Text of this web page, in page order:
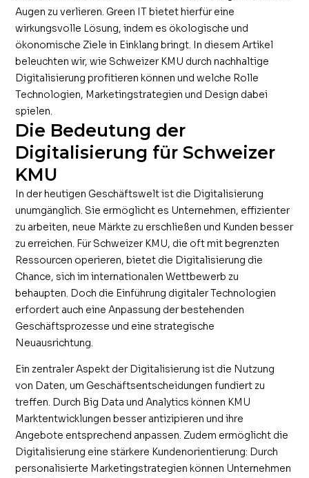
Augen zu verlieren. Green IT bietet hierfür eine
wirkungsvolle Lösung, indem es ökologische und
ökonomische Ziele in Einklang bringt. In diesem Artikel
beleuchten wir, wie Schweizer KMU durch nachhaltige
Digitalisierung profitieren können und welche Rolle
Technologien, Marketingstrategien und Design dabei
spielen.
Die Bedeutung der
Digitalisierung für Schweizer
KMU
In der heutigen Geschäftswelt ist die Digitalisierung
unumgänglich. Sie ermöglicht es Unternehmen, effizienter
zu arbeiten, neue Märkte zu erschließen und Kunden besser
zu erreichen. Für Schweizer KMU, die oft mit begrenzten
Ressourcen operieren, bietet die Digitalisierung die
Chance, sich im internationalen Wettbewerb zu
behaupten. Doch die Einführung digitaler Technologien
erfordert auch eine Anpassung der bestehenden
Geschäftsprozesse und eine strategische
Neuausrichtung.
Ein zentraler Aspekt der Digitalisierung ist die Nutzung
von Daten, um Geschäftsentscheidungen fundiert zu
treffen. Durch Big Data und Analytics können KMU
Marktentwicklungen besser antizipieren und ihre
Angebote entsprechend anpassen. Zudem ermöglicht die
Digitalisierung eine stärkere Kundenorientierung: Durch
personalisierte Marketingstrategien können Unternehmen